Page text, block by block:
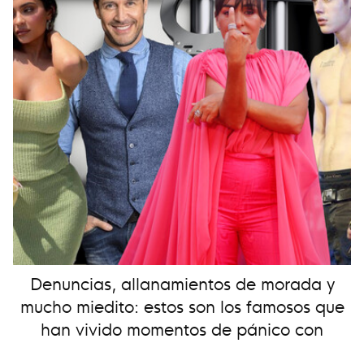
Denuncias, allanamientos de morada y
mucho miedito: estos son los famosos que
han vivido momentos de pánico con